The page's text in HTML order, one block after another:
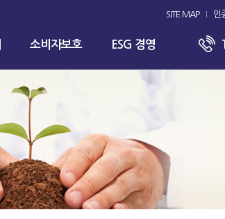
SITE MAP 인
소비자보호 ESG 경영